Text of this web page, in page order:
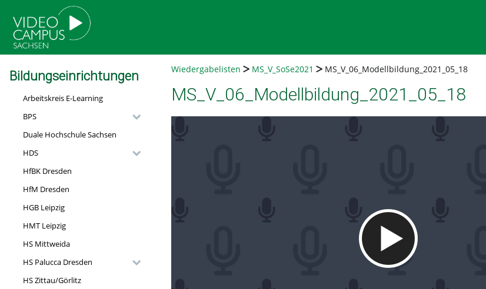
Bildungseinrichtungen
Arbeitskreis E-Learning
BPS
Duale Hochschule Sachsen
HDS
HfBK Dresden
HfM Dresden
HGB Leipzig
HMT Leipzig
HS Mittweida
HS Palucca Dresden
HS Zittau/Görlitz
Wiedergabelisten MS_V_SoSe2021 MS_V_06_Modellbildung_2021_05_18
MS_V_06_Modellbildung_2021_05_18
Video abspielen